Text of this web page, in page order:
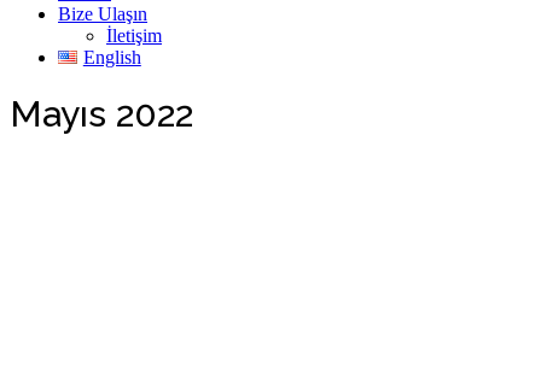
Bize Ulaşın
İletişim
English
Mayıs 2022